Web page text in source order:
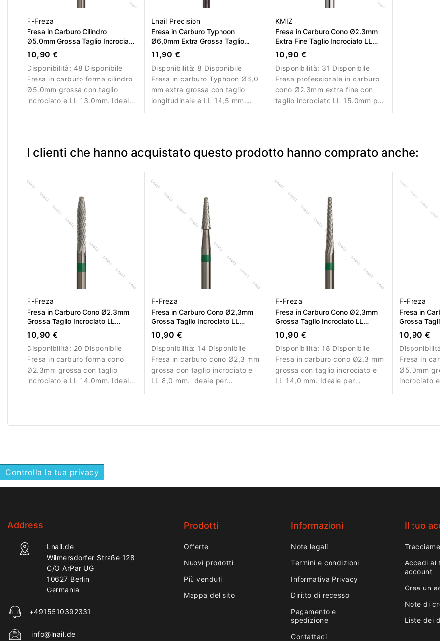
F-Freza
Fresa in Carburo Cilindro
Ø5.0mm Grossa Taglio Incrociato
LL 13.0mm
10,90 €
Disponibilità: 48 Disponibile
Fresa in carburo forma cilindro
Ø5.0mm grossa con taglio
incrociato e LL 13.0mm. Ideale
Lnail Precision
Fresa in Carburo Typhoon
Ø6,0mm Extra Grossa Taglio
Longitudinale LL 14,5mm
11,90 €
Disponibilità: 8 Disponibile
Fresa in carburo Typhoon Ø6,0
mm extra grossa con taglio
longitudinale e LL 14,5 mm.
KMIZ
Fresa in Carburo Cono Ø2.3mm
Extra Fine Taglio Incrociato LL
15.0mm
10,90 €
Disponibilità: 31 Disponibile
Fresa professionale in carburo
cono Ø2.3mm extra fine con
taglio incrociato LL 15.0mm per
I clienti che hanno acquistato questo prodotto hanno comprato anche:
F-Freza
Fresa in Carburo Cono Ø2.3mm
Grossa Taglio Incrociato LL
14.0mm
10,90 €
Disponibilità: 20 Disponibile
Fresa in carburo forma cono
Ø2.3mm grossa con taglio
incrociato e LL 14.0mm. Ideale
F-Freza
Fresa in Carburo Cono Ø2,3mm
Grossa Taglio Incrociato LL
8,0mm
10,90 €
Disponibilità: 14 Disponibile
Fresa in carburo cono Ø2,3 mm
grossa con taglio incrociato e
LL 8,0 mm. Ideale per
F-Freza
Fresa in Carburo Cono Ø2,3mm
Grossa Taglio Incrociato LL
14,0mm
10,90 €
Disponibilità: 18 Disponibile
Fresa in carburo cono Ø2,3 mm
grossa con taglio incrociato e
LL 14,0 mm. Ideale per
F-Freza
Fresa in
Grossa
14.0mm
10,90 €
Fresa in
Ø5.0mm
incrociato
Controlla la tua privacy
Address
Lnail.de
Wilmersdorfer Straße 128
C/O ArPar UG
10627 Berlin
Germania
+4915510392331
info@lnail.de
Prodotti
Offerte
Nuovi prodotti
Più venduti
Mappa del sito
Informazioni
Note legali
Termini e condizioni
Informativa Privacy
Diritto di recesso
Pagamento e
spedizione
Contattaci
Il tuo
Accedi al
account
Crea un
Note di
Liste dei